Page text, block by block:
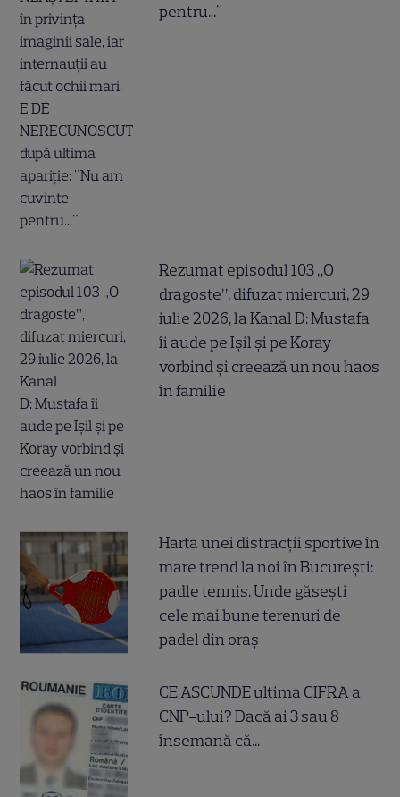
pentru..."
Rezumat episodul 103 „O
dragoste”, difuzat miercuri, 29
iulie 2026, la Kanal D: Mustafa
îi aude pe Ișil și pe Koray
vorbind și creează un nou haos
în familie
Harta unei distracții sportive în
mare trend la noi în București:
padle tennis. Unde găsești
cele mai bune terenuri de
padel din oraș
CE ASCUNDE ultima CIFRA a
CNP-ului? Dacă ai 3 sau 8
însemană că...